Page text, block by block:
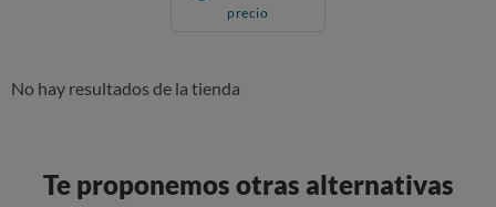
precio
No hay resultados de la tienda
Te proponemos otras alternativas